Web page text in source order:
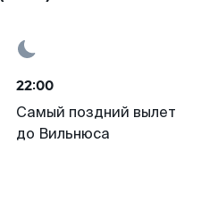
22:00
Самый поздний вылет
до Вильнюса